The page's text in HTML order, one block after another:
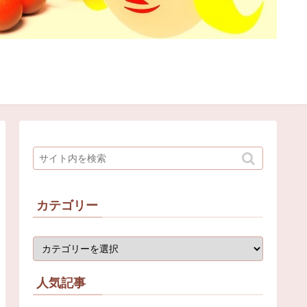
カテゴリー
人気記事